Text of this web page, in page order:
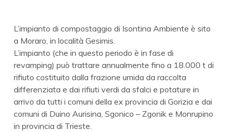
L’impianto di compostaggio di Isontina Ambiente è sito
a Moraro, in località Gesimis.
L’impianto (che in questo periodo è in fase di
revamping) può trattare annualmente fino a 18.000 t di
rifiuto costituito dalla frazione umida da raccolta
differenziata e dai rifiuti verdi da sfalci e potature in
arrivo da tutti i comuni della ex provincia di Gorizia e dai
comuni di Duino Aurisina, Sgonico – Zgonik e Monrupino
in provincia di Trieste.